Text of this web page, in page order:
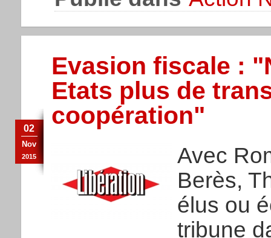
Evasion fiscale :
Etats plus de
coopération"
02
Nov
2015
Avec
Berès,
élus ou
tribune